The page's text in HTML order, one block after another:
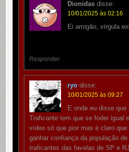
Dionidas disse:
10/01/2025 às 02:16
Ei amigão, vírgula
Responder
ryo disse:
10/01/2025 às 09:27
E onde eu disse
Traficante tem que se foder igual
vídeo só que pior mas é claro
ganhar confiança da população
traficantes das favelas de SP e